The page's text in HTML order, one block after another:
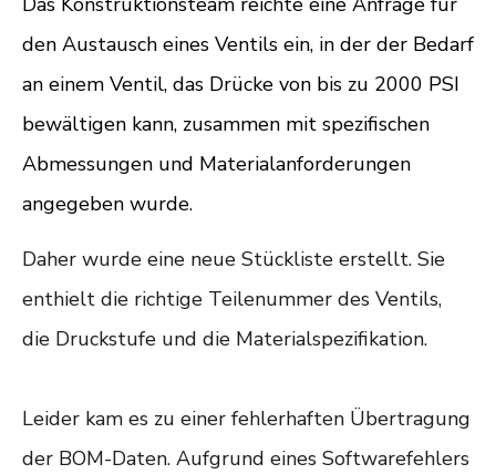
den Austausch eines Ventils ein, in der der Bedarf
an einem Ventil, das Drücke von bis zu 2000 PSI
bewältigen kann, zusammen mit spezifischen
Abmessungen und Materialanforderungen
angegeben wurde.
Daher wurde eine neue Stückliste erstellt. Sie
enthielt die richtige Teilenummer des Ventils,
die Druckstufe und die Materialspezifikation.
Leider kam es zu einer fehlerhaften Übertragung
der BOM-Daten. Aufgrund eines Softwarefehlers